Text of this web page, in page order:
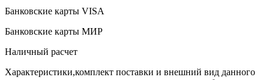
Банковские карты VISA
Банковские карты МИР
Наличный расчет
Характеристики,комплект поставки и внешний вид данного